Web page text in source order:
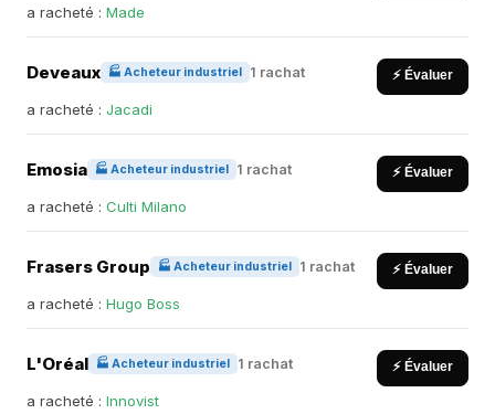
a racheté : Made
Deveaux 🏭 Acheteur industriel 1 rachat ⚡ Évaluer
a racheté : Jacadi
Emosia 🏭 Acheteur industriel 1 rachat ⚡ Évaluer
a racheté : Culti Milano
Frasers Group 🏭 Acheteur industriel 1 rachat ⚡ Évaluer
a racheté : Hugo Boss
L'Oréal 🏭 Acheteur industriel 1 rachat ⚡ Évaluer
a racheté : Innovist